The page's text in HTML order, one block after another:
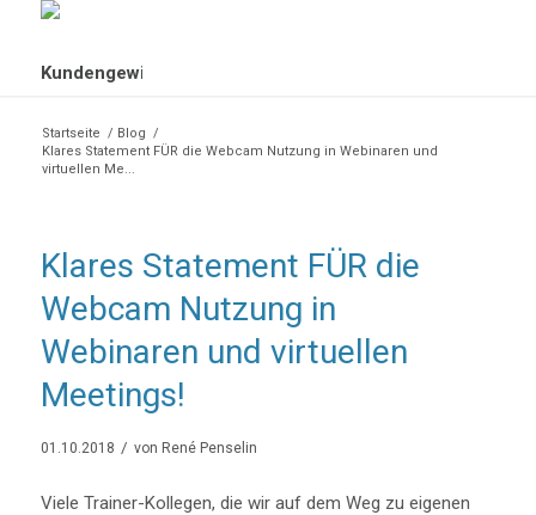
Startseite / Blog /
Klares Statement FÜR die Webcam Nutzung in Webinaren und
virtuellen Me...
Klares Statement FÜR die
Webcam Nutzung in
Webinaren und virtuellen
Meetings!
01.10.2018 / von René Penselin
Viele Trainer-Kollegen, die wir auf dem Weg zu eigenen